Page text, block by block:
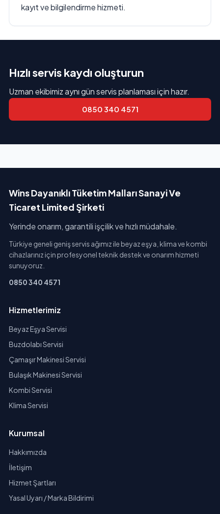
kayıt ve bilgilendirme hizmeti.
Hızlı servis kaydı oluşturun
Uzman ekibimiz aynı gün servis planlaması için hazır.
0850 340 4571
Wins Dayanıklı Tüketim Malları Sanayi Ve
Ticaret Limited Şirketi
Yerinde onarım, garantili işçilik ve hızlı müdahale.
Türkiye geneli geniş servis ağımız ile beyaz eşya, klima ve kombi
cihazlarınız için profesyonel teknik destek ve onarım hizmeti
sunuyoruz.
0850 340 4571
Hizmetlerimiz
Beyaz Eşya Servisi
Buzdolabı Servisi
Çamaşır Makinesi Servisi
Bulaşık Makinesi Servisi
Kombi Servisi
Klima Servisi
Kurumsal
Hakkımızda
İletişim
Hizmet Şartları
Yasal Uyarı / Marka Bildirimi